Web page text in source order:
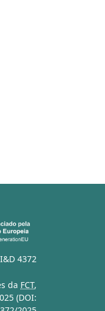
4372
da FCT,
(DOI: